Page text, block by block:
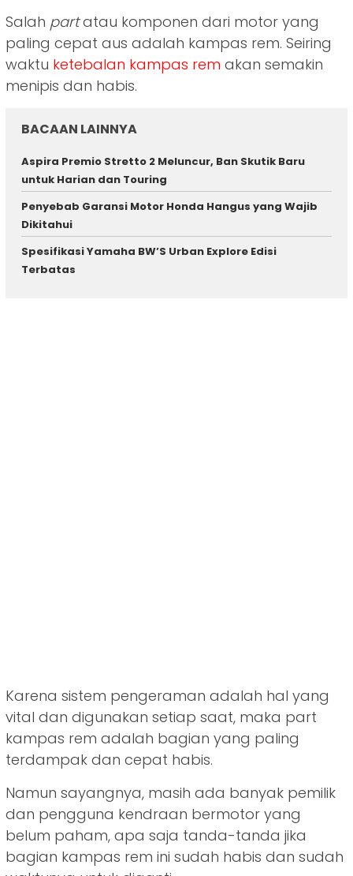
Salah partatau komponen dari motor yang
paling cepat aus adalah kampas rem. Seiring
waktu ketebalan kampas rem akan semakin
menipis dan habis.
BACAAN LAINNYA
Aspira Premio Stretto 2 Meluncur, Ban Skutik Baru
untuk Harian dan Touring
Penyebab Garansi Motor Honda Hangus yang Wajib
Dikitahui
Spesifikasi Yamaha BW’S Urban Explore Edisi
Terbatas
Karena sistem pengeraman adalah hal yang
vital dan digunakan setiap saat, maka part
kampas rem adalah bagian yang paling
terdampak dan cepat habis.
Namun sayangnya, masih ada banyak pemilik
dan pengguna kendraan bermotor yang
belum paham, apa saja tanda-tanda jika
bagian kampas rem ini sudah habis dan sudah